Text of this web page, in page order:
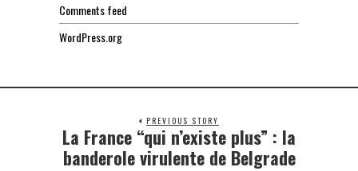
Comments feed
WordPress.org
PREVIOUS STORY
Previous
post:
La France “qui n’existe plus” : la
banderole virulente de Belgrade